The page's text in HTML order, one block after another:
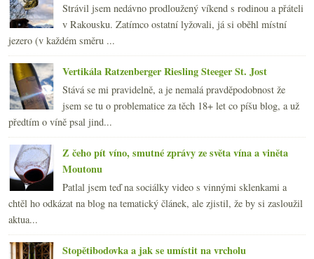
Strávil jsem nedávno prodloužený víkend s rodinou a přáteli
v Rakousku. Zatímco ostatní lyžovali, já si oběhl místní
jezero (v každém směru ...
Vertikála Ratzenberger Riesling Steeger St. Jost
Stává se mi pravidelně, a je nemalá pravděpodobnost že
jsem se tu o problematice za těch 18+ let co píšu blog, a už
předtím o víně psal jind...
Z čeho pít víno, smutné zprávy ze světa vína a viněta
Moutonu
Patlal jsem teď na sociálky video s vinnými sklenkami a
chtěl ho odkázat na blog na tematický článek, ale zjistil, že by si zasloužil
aktua...
Stopětibodovka a jak se umístit na vrcholu